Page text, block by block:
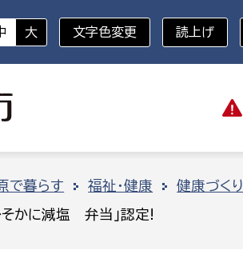
分野を選択
企画部
大 文字色変更 読上げ
で暮らす 福祉・健康 健康づくり
そかに減塩 弁当」認定!